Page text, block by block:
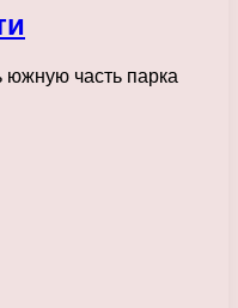
часть парка